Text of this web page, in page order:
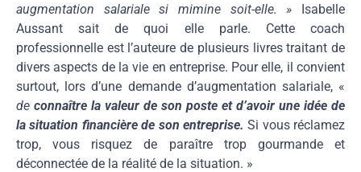
augmentation salariale si mimine soit-elle. » Isabelle
Aussant sait de quoi elle parle. Cette coach
professionnelle est l’auteure de plusieurs livres traitant de
divers aspects de la vie en entreprise. Pour elle, il convient
surtout, lors d’une demande d’augmentation salariale, «
de connaître la valeur de son poste et d’avoir une idée de
la situation financière de son entreprise. Si vous réclamez
trop, vous risquez de paraître trop gourmande et
déconnectée de la réalité de la situation. »